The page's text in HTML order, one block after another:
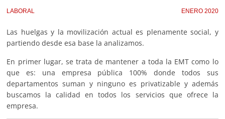
LABORAL ENERO 2020
Las huelgas y la movilización actual es plenamente social, y
partiendo desde esa base la analizamos.
En primer lugar, se trata de mantener a toda la EMT como lo
que es: una empresa pública 100% donde todos sus
departamentos suman y ninguno es privatizable y además
buscamos la calidad en todos los servicios que ofrece la
empresa.